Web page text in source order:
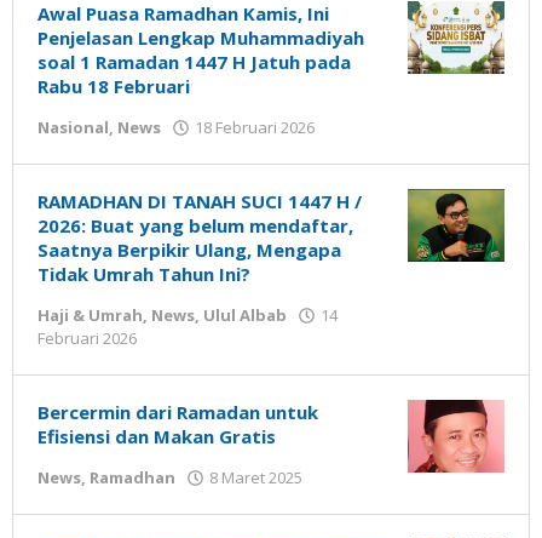
Awal Puasa Ramadhan Kamis, Ini
Penjelasan Lengkap Muhammadiyah
soal 1 Ramadan 1447 H Jatuh pada
Rabu 18 Februari
Nasional, News 18 Februari 2026
Susanto
RAMADHAN DI TANAH SUCI 1447 H /
2026: Buat yang belum mendaftar,
Saatnya Berpikir Ulang, Mengapa
Tidak Umrah Tahun Ini?
Haji & Umrah, News, Ulul Albab
14
Februari 2026
Susanto
Bercermin dari Ramadan untuk
Efisiensi dan Makan Gratis
News, Ramadhan 8 Maret 2025
Susanto